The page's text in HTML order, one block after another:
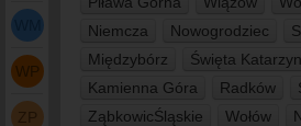
WP
Niemcza
Nowogrodziec
Międzybórz
Święta
Kamienna Góra
Radków
ZąbkowicŚląskie
Wołów